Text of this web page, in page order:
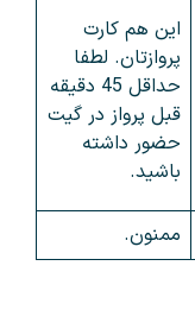
این هم کارت
پروازتان. لطفا
حداقل 45 دقیقه
قبل پرواز در گیت
حضور داشته
باشید.
ممنون.